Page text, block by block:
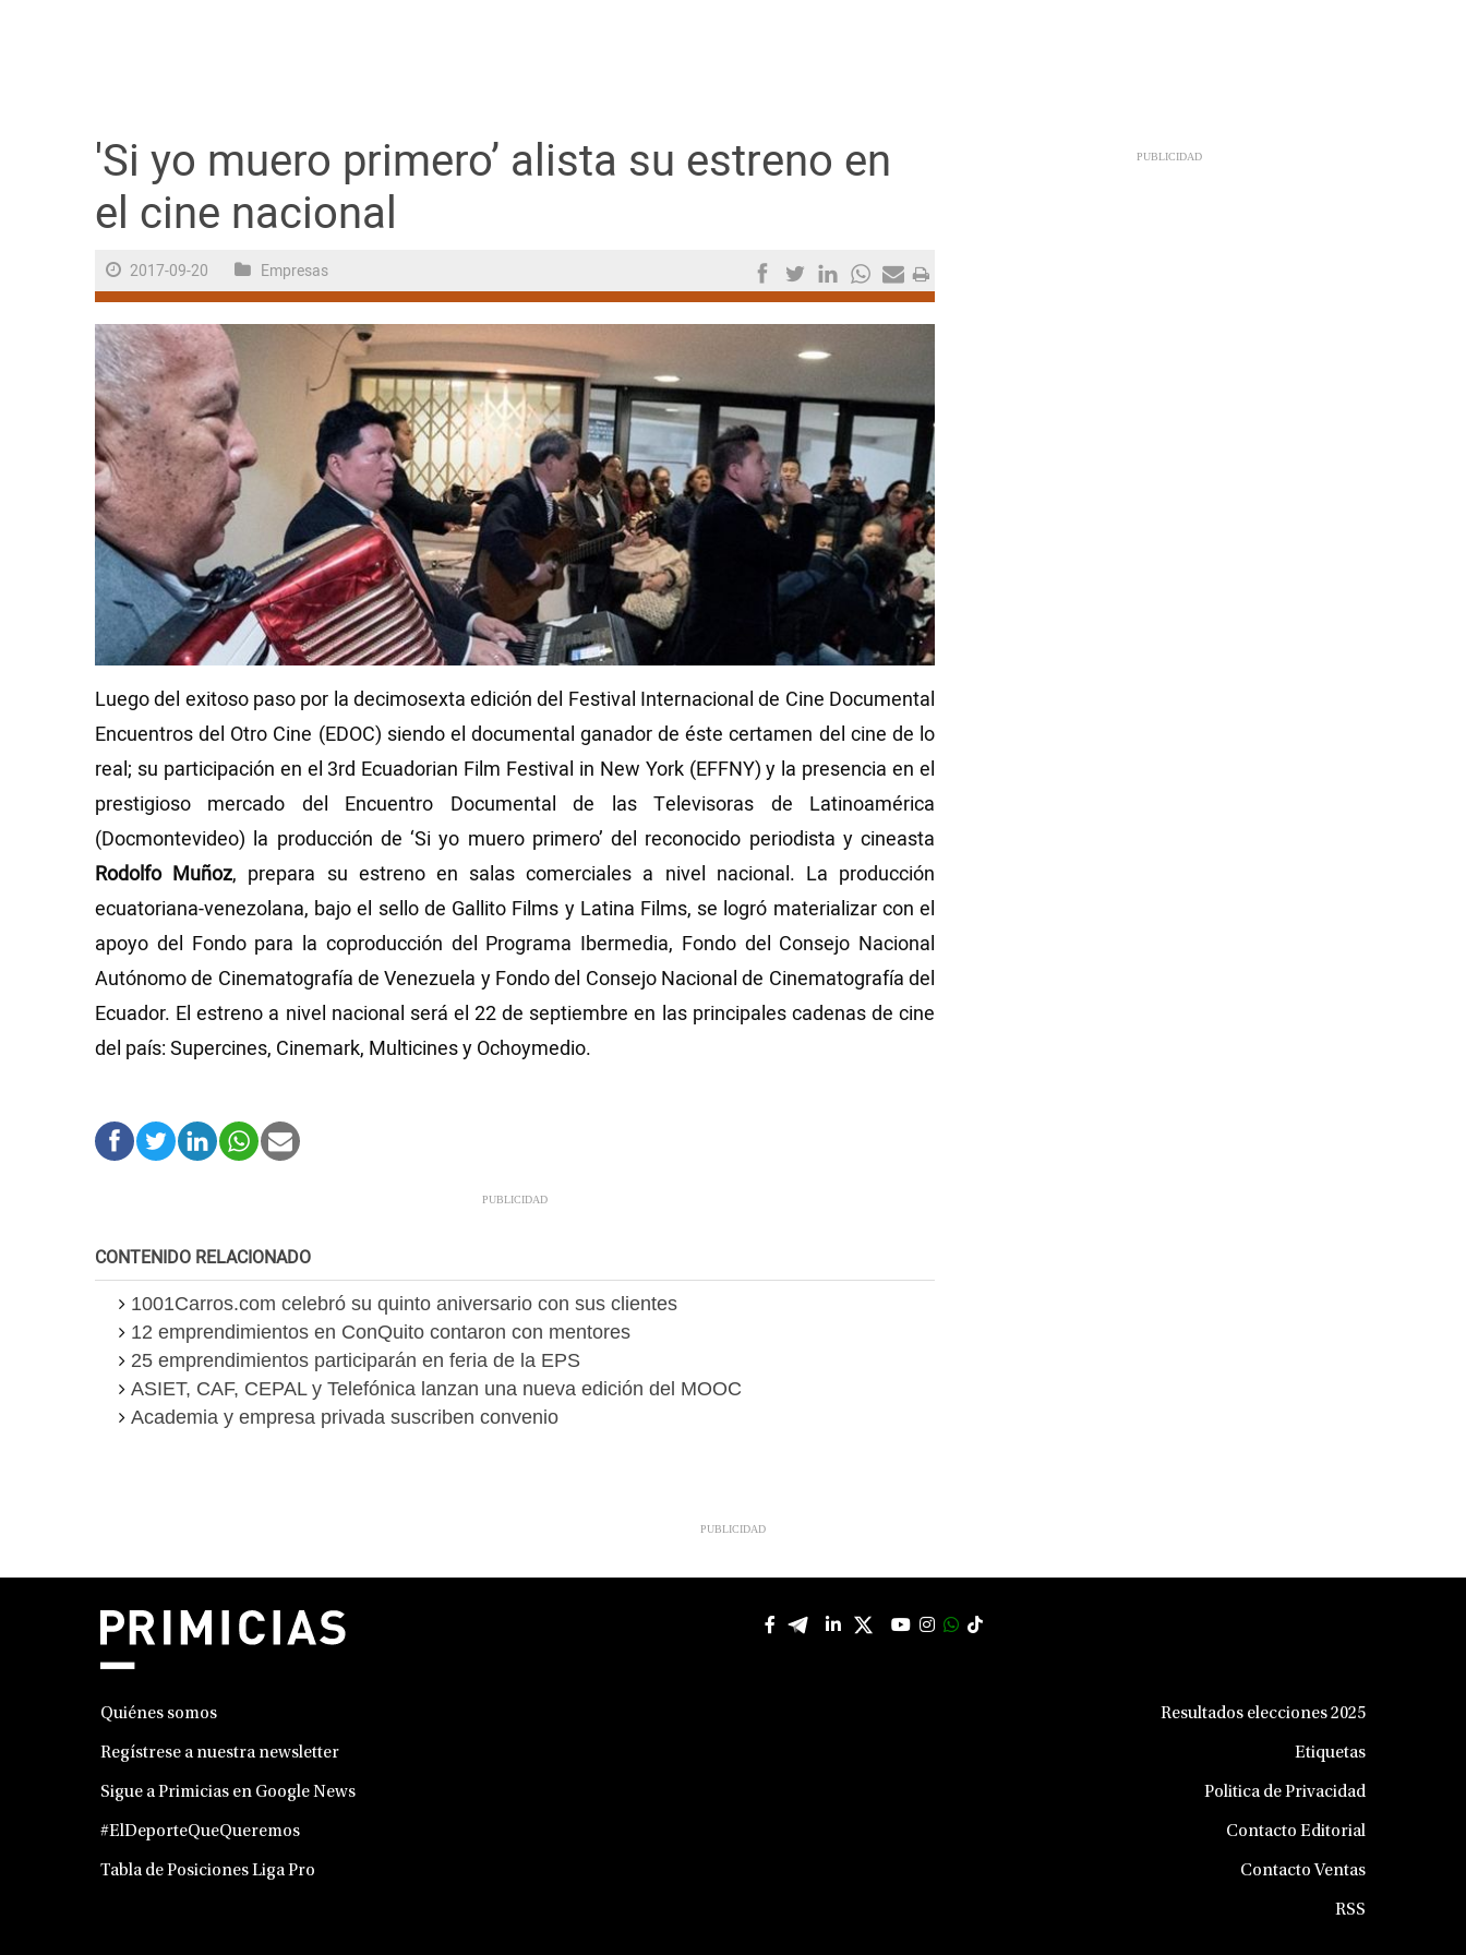
Sociedad
Trending
Ciencia y Tecnología
Firmas
Internacional
Juegos
NEWSLETTERS
'Si yo muero primero’ alista su estreno en
el cine nacional
2017-09-20 Empresas
Luego del exitoso paso por la decimosexta edición del Festival Internacional de Cine Documental
Encuentros del Otro Cine (EDOC) siendo el documental ganador de éste certamen del cine de lo
real; su participación en el 3rd Ecuadorian Film Festival in New York (EFFNY) y la presencia en el
prestigioso mercado del Encuentro Documental de las Televisoras de Latinoamérica
(Docmontevideo) la producción de ‘Si yo muero primero’ del reconocido periodista y cineasta
Rodolfo Muñoz, prepara su estreno en salas comerciales a nivel nacional. La producción
ecuatoriana-venezolana, bajo el sello de Gallito Films y Latina Films, se logró materializar con el
apoyo del Fondo para la coproducción del Programa Ibermedia, Fondo del Consejo Nacional
Autónomo de Cinematografía de Venezuela y Fondo del Consejo Nacional de Cinematografía del
Ecuador. El estreno a nivel nacional será el 22 de septiembre en las principales cadenas de cine
del país: Supercines, Cinemark, Multicines y Ochoymedio.
CONTENIDO RELACIONADO
1001Carros.com celebró su quinto aniversario con sus clientes
12 emprendimientos en ConQuito contaron con mentores
25 emprendimientos participarán en feria de la EPS
ASIET, CAF, CEPAL y Telefónica lanzan una nueva edición del MOOC
Academia y empresa privada suscriben convenio
Quiénes somos
Regístrese a nuestra newsletter
Sigue a Primicias en Google News
#ElDeporteQueQueremos
Tabla de Posiciones Liga Pro
Resultados elecciones 2025
Etiquetas
Politica de Privacidad
Contacto Editorial
Contacto Ventas
RSS